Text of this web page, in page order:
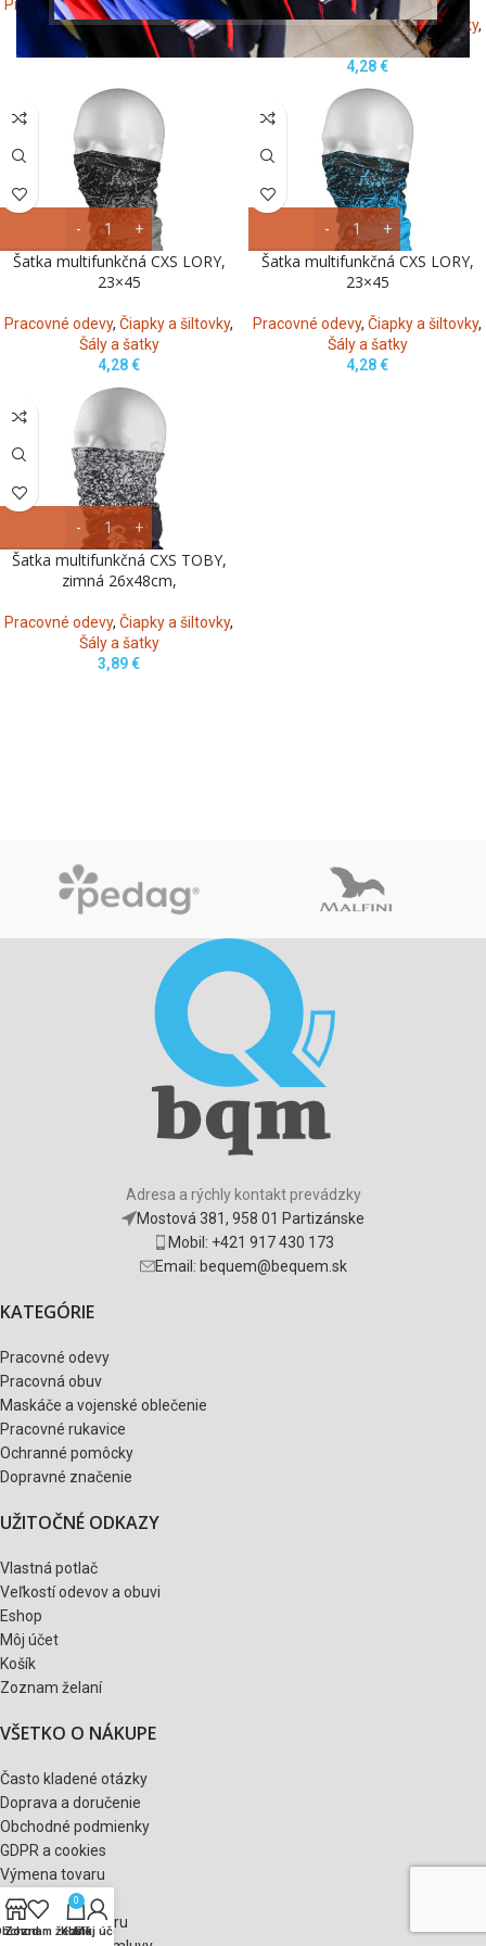
Pracovné odevy,Čiapky a šiltovky
Šály a šatky
Pracovné odevy,Čiapky a šiltovky,
Šály a šatky
4,28€
Šatka multifunkčná CXS LORY,
23×45
Pracovné odevy, Čiapky a šiltovky,
Šály a šatky
4,28€
Šatka multifunkčná CXS LORY,
23×45
Pracovné odevy, Čiapky a šiltovky,
Šály a šatky
4,28€
Šatka multifunkčná CXS TOBY,
zimná 26x48cm,
Pracovné odevy, Čiapky a šiltovky,
Šály a šatky
3,89€
Adresa a rýchly kontakt prevádzky
Mostová 381, 958 01 Partizánske
Mobil: +421 917 430 173
Email: bequem@bequem.sk
KATEGÓRIE
Pracovné odevy
Pracovná obuv
Maskáče a vojenské oblečenie
Pracovné rukavice
Ochranné pomôcky
Dopravné značenie
UŽITOČNÉ ODKAZY
Vlastná potlač
Veľkostí odevov a obuvi
Eshop
Môj účet
Košík
Zoznam želaní
VŠETKO O NÁKUPE
Často kladené otázky
Doprava a doručenie
Obchodné podmienky
GDPR a cookies
Výmena tovaru
Vrátenie tovaru
Reklamácia tovaru
Zoznam želaní
0
Košík
Môj účet